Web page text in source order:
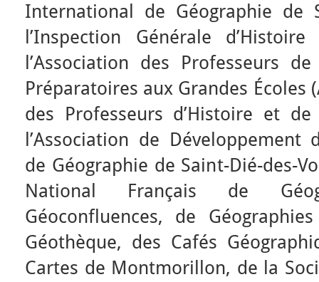
International de Géographie de
l’Inspection Générale
l’Association des Professeurs
Préparatoires aux Grandes Écoles
des Professeurs d’Histoire et de
l’Association de
de Géographie de Saint-Dié-des-
National Français de
Géoconfluences, de
Géothèque, des Cafés
Cartes de Montmorillon, de la